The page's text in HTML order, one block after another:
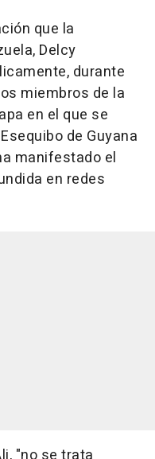
que la
Delcy
durante
miembros de la
en el que se
de Guyana
manifestado el
en redes